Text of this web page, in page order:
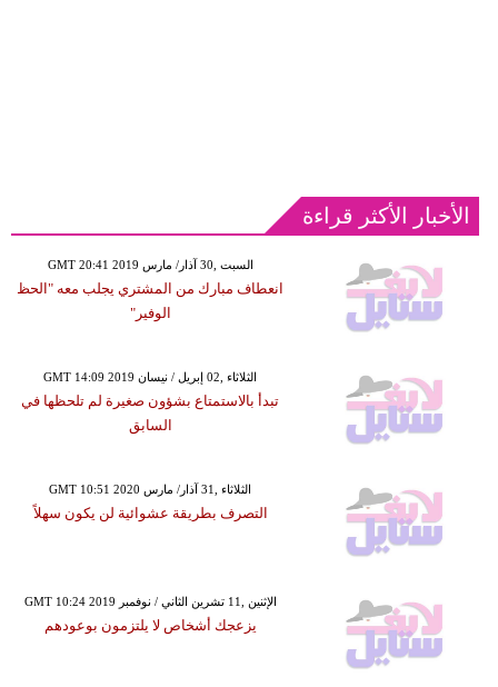
الأخبار الأكثر قراءة
GMT 20:41 2019 السبت ,30 آذار/ مارس
انعطاف مبارك من المشتري يجلب معه "الحظ
الوفير"
GMT 14:09 2019 الثلاثاء ,02 إبريل / نيسان
تبدأ بالاستمتاع بشؤون صغيرة لم تلحظها في
السابق
GMT 10:51 2020 الثلاثاء ,31 آذار/ مارس
التصرف بطريقة عشوائية لن يكون سهلاً
GMT 10:24 2019 الإثنين ,11 تشرين الثاني / نوفمبر
يزعجك أشخاص لا يلتزمون بوعودهم